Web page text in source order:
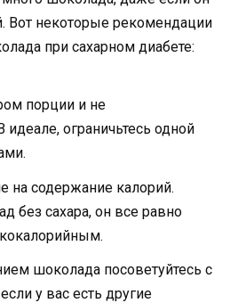
Вот некоторые рекомендации
при сахарном диабете:
порции и не
идеале, ограничьтесь одной
на содержание калорий.
без сахара, он все равно
шоколада посоветуйтесь с
у вас есть другие